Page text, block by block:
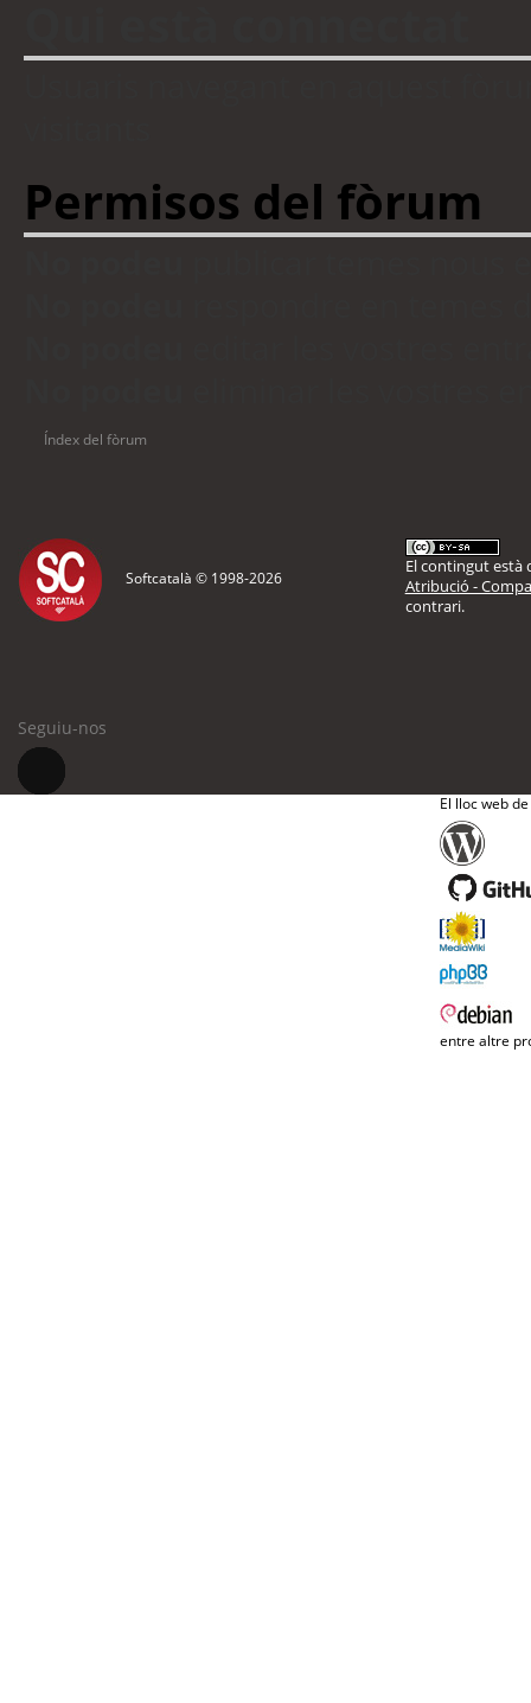
Permisos del fòrum
Índex del fòrum
Softcatalà © 1998-2026
El contingut està
Atribució -
contrari.
Seguiu-nos
El lloc web
entre altre